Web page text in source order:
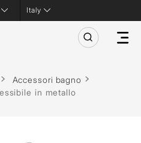
Italy
Accessori bagno
in metallo